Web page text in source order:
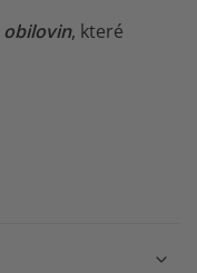
obilovin, které